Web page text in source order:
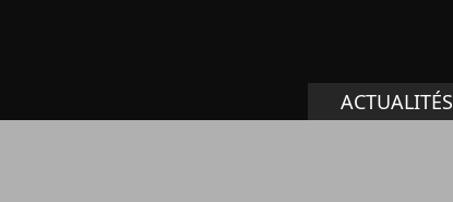
ACTUALITÉS